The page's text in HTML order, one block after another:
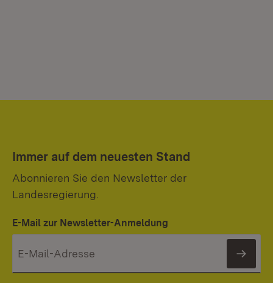
Immer auf dem neuesten Stand
Abonnieren Sie den Newsletter der
Landesregierung.
E-Mail zur Newsletter-Anmeldung